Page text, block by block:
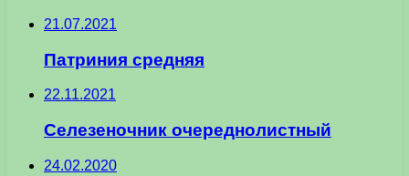
21.07.2021
Патриния средняя
22.11.2021
Селезеночник очереднолистный
24.02.2020